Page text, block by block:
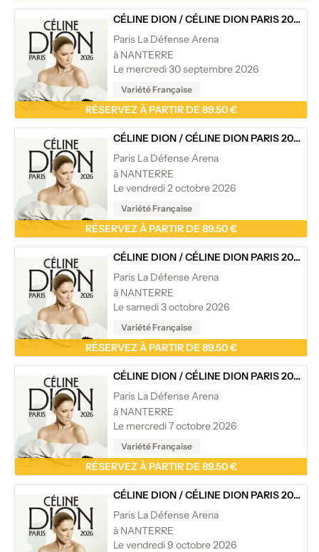
CÉLINE DION /CÉLINE DION PARIS 2026
Paris La Défense Arena
à NANTERRE
Le mercredi 30 septembre 2026
Variété Française
RÉSERVEZ À PARTIR DE 89.50 €
CÉLINE DION /CÉLINE DION PARIS 2026
Paris La Défense Arena
à NANTERRE
Le vendredi 2 octobre 2026
Variété Française
RÉSERVEZ À PARTIR DE 89.50 €
CÉLINE DION /CÉLINE DION PARIS 2026
Paris La Défense Arena
à NANTERRE
Le samedi 3 octobre 2026
Variété Française
RÉSERVEZ À PARTIR DE 89.50 €
CÉLINE DION /CÉLINE DION PARIS 2026
Paris La Défense Arena
à NANTERRE
Le mercredi 7 octobre 2026
Variété Française
RÉSERVEZ À PARTIR DE 89.50 €
CÉLINE DION /CÉLINE DION PARIS 2026
Paris La Défense Arena
à NANTERRE
Le vendredi 9 octobre 2026